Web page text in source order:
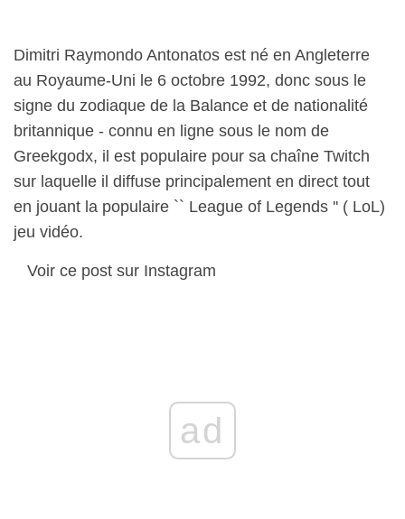
Dimitri Raymondo Antonatos est né en Angleterre
au Royaume-Uni le 6 octobre 1992, donc sous le
signe du zodiaque de la Balance et de nationalité
britannique - connu en ligne sous le nom de
Greekgodx, il est populaire pour sa chaîne Twitch
sur laquelle il diffuse principalement en direct tout
en jouant la populaire `` League of Legends '' ( LoL)
jeu vidéo.
Voir ce post sur Instagram
ad